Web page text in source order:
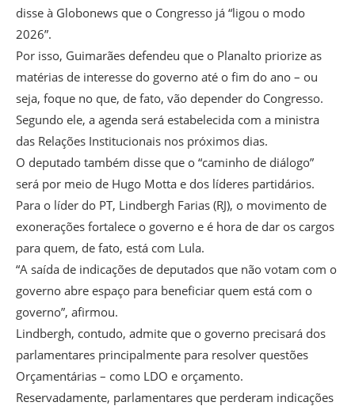
disse à Globonews que o Congresso já “ligou o modo
2026”.
Por isso, Guimarães defendeu que o Planalto priorize as
matérias de interesse do governo até o fim do ano – ou
seja, foque no que, de fato, vão depender do Congresso.
Segundo ele, a agenda será estabelecida com a ministra
das Relações Institucionais nos próximos dias.
O deputado também disse que o “caminho de diálogo”
será por meio de Hugo Motta e dos líderes partidários.
Para o líder do PT, Lindbergh Farias (RJ), o movimento de
exonerações fortalece o governo e é hora de dar os cargos
para quem, de fato, está com Lula.
“A saída de indicações de deputados que não votam com o
governo abre espaço para beneficiar quem está com o
governo”, afirmou.
Lindbergh, contudo, admite que o governo precisará dos
parlamentares principalmente para resolver questões
Orçamentárias – como LDO e orçamento.
Reservadamente, parlamentares que perderam indicações